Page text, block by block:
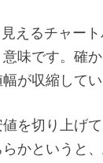
えるチャー
味です。確
が収縮してい
を切り上げ
かというと